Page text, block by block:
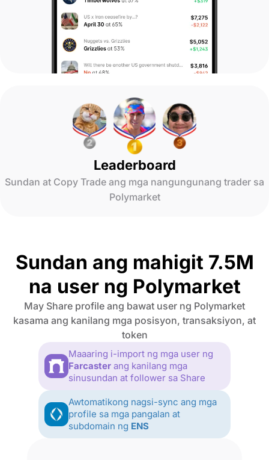
Leaderboard
Sundan at Copy Trade ang mga nangungunang trader sa
Polymarket
Sundan ang mahigit 7.5M
na user ng Polymarket
May Share profile ang bawat user ng Polymarket
kasama ang kanilang mga posisyon, transaksiyon, at
token
Maaaring i-import ng mga user ng
Farcaster ang kanilang mga
sinusundan at follower sa Share
Awtomatikong nagsi-sync ang mga
profile sa mga pangalan at
subdomain ng ENS